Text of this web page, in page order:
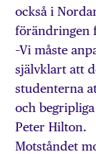
också i
förändringen
–Vi måste
självklart att
studenterna
och
Peter Hilton.
Motståndet